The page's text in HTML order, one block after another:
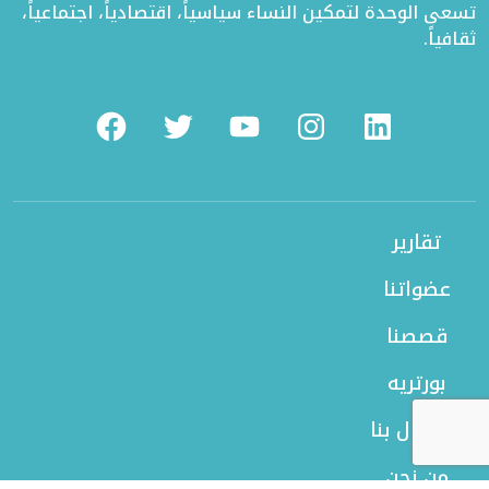
تسعى الوحدة لتمكين النساء سياسياً، اقتصادياً، اجتماعياً،
ثقافياً.
FacebookTwitterYoutubeInstagramLinkedin
تقارير
عضواتنا
قصصنا
بورتريه
الاتصال بنا
من نحن